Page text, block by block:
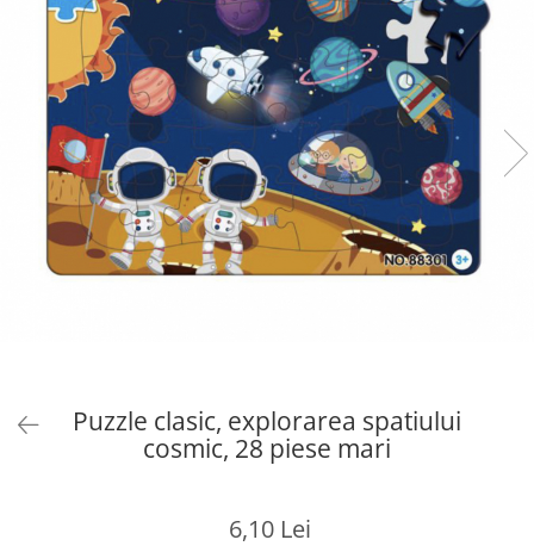
Puzzle clasic, explorarea spatiului
cosmic, 28 piese mari
6,10 Lei